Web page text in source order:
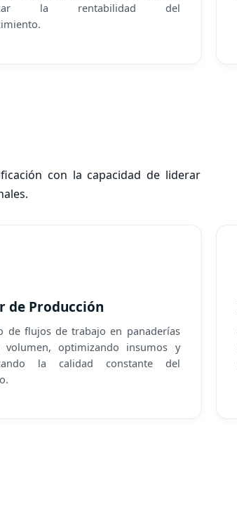
la rentabilidad del
con la capacidad de liderar
de Producción
de flujos de trabajo en panaderías
optimizando insumos y
la calidad constante del